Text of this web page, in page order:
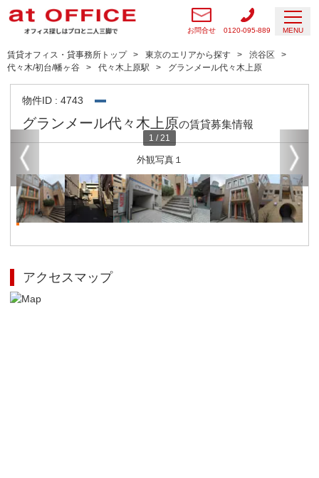
お問合せ 0120-095-889 MENU
賃貸オフィス・貸事務所トップ 東京のエリアから探す
渋谷区
代々木/初台/幡ヶ谷
代々木上原駅 グランメール代々木上原
物件ID : 4743
グランメール代々木上原の賃貸募集情報
外観写真１
1 /21
アクセスマップ